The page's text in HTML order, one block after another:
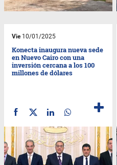
Vie10/01/2025
Konecta inaugura nueva sede
en Nuevo Cairo con una
inversión cercana a los 100
millones de dólares